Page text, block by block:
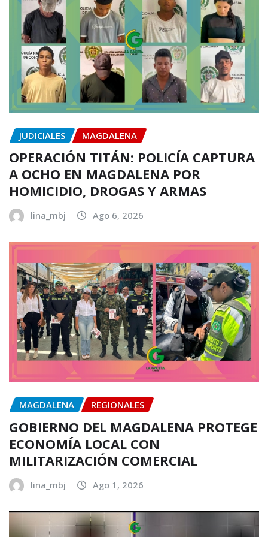
JUDICIALES MAGDALENA
OPERACIÓN TITÁN: POLICÍA CAPTURA
A OCHO EN MAGDALENA POR
HOMICIDIO, DROGAS Y ARMAS
lina_mbj Ago 6, 2026
MAGDALENA REGIONALES
GOBIERNO DEL MAGDALENA PROTEGE
ECONOMÍA LOCAL CON
MILITARIZACIÓN COMERCIAL
lina_mbj Ago 1, 2026